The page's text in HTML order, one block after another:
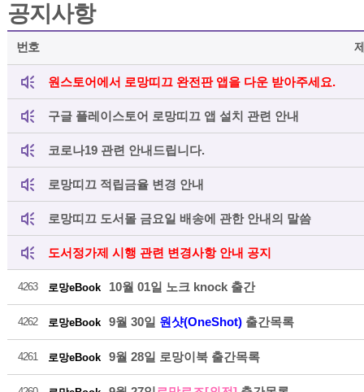
공지사항
번호
원스토어에서 로망띠끄 완전판 앱을 다운 받아주세요.
구글 플레이스토어 로망띠끄 앱 설치 관련 안내
코로나19 관련 안내드립니다.
로망띠끄 적립금율 변경 안내
로망띠끄 도서몰 금요일 배송에 관한 안내의 말씀
도서정가제 시행 관련 변경사항 안내 공지
4263 로망eBook 10월 01일 노크 knock 출간
4262 로망eBook 9월 30일 원샷(OneShot) 출간목록
4261 로망eBook 9월 28일 로망이북 출간목록